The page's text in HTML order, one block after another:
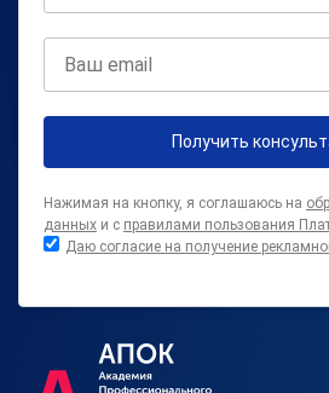
Получить
Нажимая на кнопку, я соглашаюсь на
данных и с правилами пользования
Даю согласие на получение